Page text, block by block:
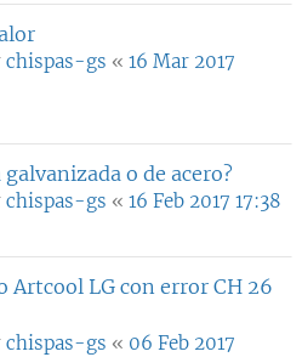
chispas-gs « 16 Mar 2017
o de acero?
chispas-gs « 16 Feb 2017 17:38
Artcool LG con error CH 26
chispas-gs « 06 Feb 2017